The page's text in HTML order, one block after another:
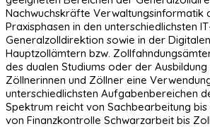
Nachwuchskräfte Verwaltungsinformatik
Praxisphasen in den unterschiedlichsten
Generalzolldirektion sowie in der
Hauptzollämtern bzw.
des dualen Studiums oder der
Zöllnerinnen und Zöllner eine
unterschiedlichsten Aufgabenbereichen
Spektrum reicht von Sachbearbeitung bis
von Finanzkontrolle Schwarzarbeit bis